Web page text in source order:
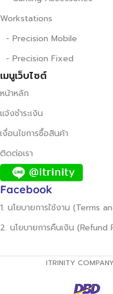
Workstations
- Precision Mobile
- Precision Fixed
เมนูเว็บไซต์
หน้าหลัก
แจ้งชำระเงิน
เงื่อนไขการซื้อสินค้า
ติดต่อเรา
Facebook
1. นโยบายการใช้งาน (Terms
2. นโยบายการคืนเงิน (Refund
ITRINITY